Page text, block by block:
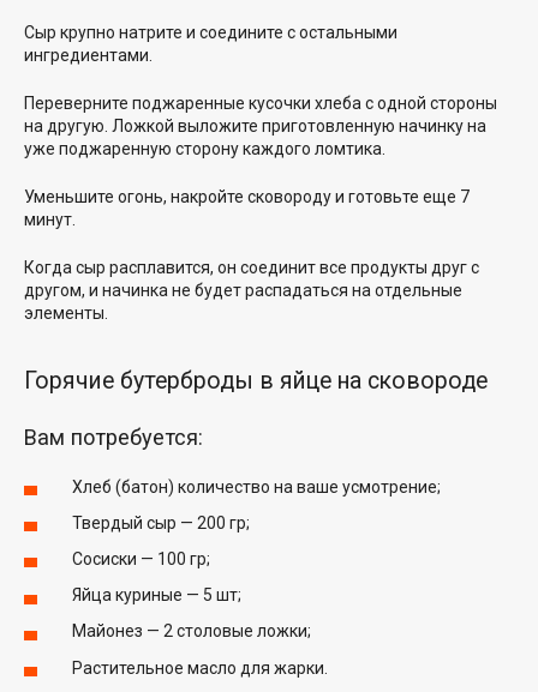
Сыр крупно натрите и соедините с остальными
ингредиентами.
Переверните поджаренные кусочки хлеба с одной стороны
на другую. Ложкой выложите приготовленную начинку на
уже поджаренную сторону каждого ломтика.
Уменьшите огонь, накройте сковороду и готовьте еще 7
минут.
Когда сыр расплавится, он соединит все продукты друг с
другом, и начинка не будет распадаться на отдельные
элементы.
Горячие бутерброды в яйце на сковороде
Вам потребуется:
Хлеб (батон) количество на ваше усмотрение;
Твердый сыр — 200 гр;
Сосиски — 100 гр;
Яйца куриные — 5 шт;
Майонез — 2 столовые ложки;
Растительное масло для жарки.